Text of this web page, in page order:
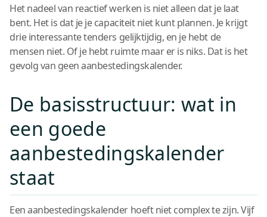
Het nadeel van reactief werken is niet alleen dat je laat
bent. Het is dat je je capaciteit niet kunt plannen. Je krijgt
drie interessante tenders gelijktijdig, en je hebt de
mensen niet. Of je hebt ruimte maar er is niks. Dat is het
gevolg van geen aanbestedingskalender.
De basisstructuur: wat in
een goede
aanbestedingskalender
staat
Een aanbestedingskalender hoeft niet complex te zijn. Vijf